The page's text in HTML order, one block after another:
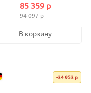
85 359 р
94 097 р
В корзину
-34 953 р